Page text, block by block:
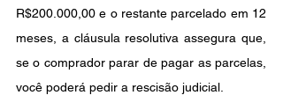
R$200.000,00 e o restante parcelado em 12
meses, a cláusula resolutiva assegura que,
se o comprador parar de pagar as parcelas,
você poderá pedir a rescisão judicial.